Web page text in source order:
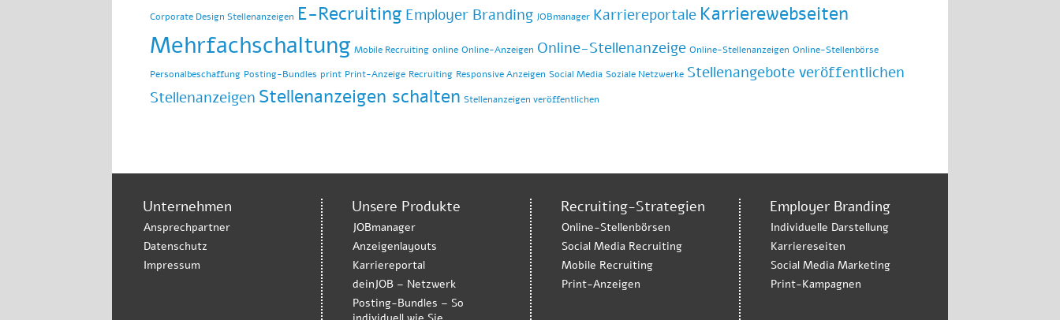
Corporate Design Stellenanzeigen E-Recruiting Employer Branding JOBmanager Karriereportale Karrierewebseiten
Mehrfachschaltung Mobile Recruiting online Online-Anzeigen Online-Stellenanzeige Online-Stellenanzeigen Online-Stellenbörse
Personalbeschaffung Posting-Bundles print Print-Anzeige Recruiting Responsive Anzeigen Social Media Soziale Netzwerke Stellenangebote veröffentlichen
Stellenanzeigen Stellenanzeigen schalten Stellenanzeigen veröffentlichen
Unternehmen
Ansprechpartner
Datenschutz
Impressum
Unsere Produkte
JOBmanager
Anzeigenlayouts
Karriereportal
deinJOB – Netzwerk
Posting-Bundles – So
Recruiting-Strategien
Online-Stellenbörsen
Social Media Recruiting
Mobile Recruiting
Print-Anzeigen
Employer Branding
Individuelle Darstellung
Karriereseiten
Social Media Marketing
Print-Kampagnen